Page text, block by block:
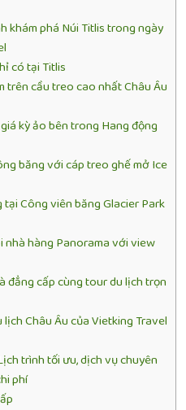
khám phá Núi Titlis trong ngày
có tại Titlis
trên cầu treo cao nhất Châu Âu
kỳ ảo bên trong Hang động
băng với cáp treo ghế mở Ice
Công viên băng Glacier Park
hàng Panorama với view
đẳng cấp cùng tour du lịch trọn
Châu Âu của Vietking Travel
trình tối ưu, dịch vụ chuyên
phí